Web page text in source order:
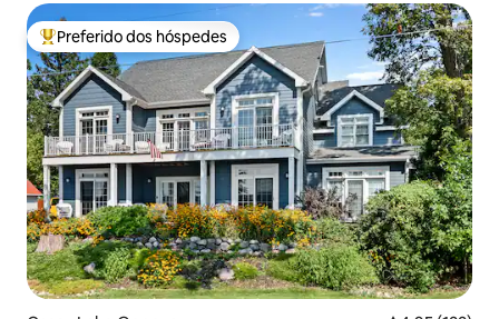
Entre os melhores preferidos dos hóspedes
Preferido dos hóspedes